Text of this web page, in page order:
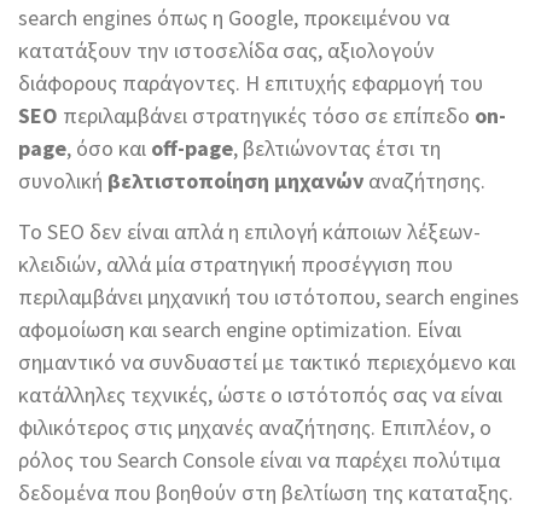
search engines όπως η Google, προκειμένου να
κατατάξουν την ιστοσελίδα σας, αξιολογούν
διάφορους παράγοντες. Η επιτυχής εφαρμογή του
SEO περιλαμβάνει στρατηγικές τόσο σε επίπεδο on-
page, όσο και off-page, βελτιώνοντας έτσι τη
συνολική βελτιστοποίηση μηχανών αναζήτησης.
Το SEO δεν είναι απλά η επιλογή κάποιων λέξεων-
κλειδιών, αλλά μία στρατηγική προσέγγιση που
περιλαμβάνει μηχανική του ιστότοπου, search engines
αφομοίωση και search engine optimization. Είναι
σημαντικό να συνδυαστεί με τακτικό περιεχόμενο και
κατάλληλες τεχνικές, ώστε ο ιστότοπός σας να είναι
φιλικότερος στις μηχανές αναζήτησης. Επιπλέον, ο
ρόλος του Search Console είναι να παρέχει πολύτιμα
δεδομένα που βοηθούν στη βελτίωση της καταταξης.